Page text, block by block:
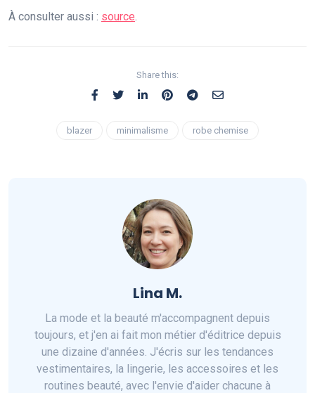
À consulter aussi : source.
Share this:
blazer minimalisme robe chemise
Lina M.
La mode et la beauté m'accompagnent depuis
toujours, et j'en ai fait mon métier d'éditrice depuis
une dizaine d'années. J'écris sur les tendances
vestimentaires, la lingerie, les accessoires et les
routines beauté, avec l'envie d'aider chacune à